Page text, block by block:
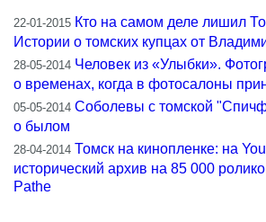
22-01-2015 Кто на самом деле лишил
Истории о томских купцах от
28-05-2014 Человек из «Улыбки».
о временах, когда в фотосалоны
05-05-2014 Соболевы с томской
о былом
28-04-2014 Томск на кинопленке: на
исторический архив на 85 000
Pathe